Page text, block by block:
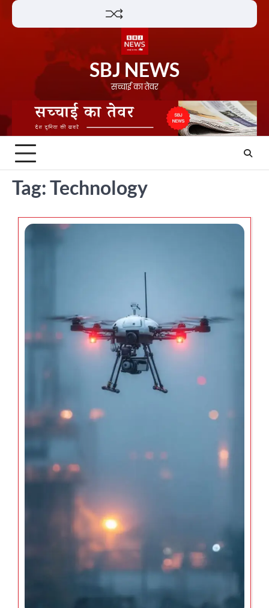
Skip
SBJ NEWS
सच्चाई का तेवर
Tag:Technology